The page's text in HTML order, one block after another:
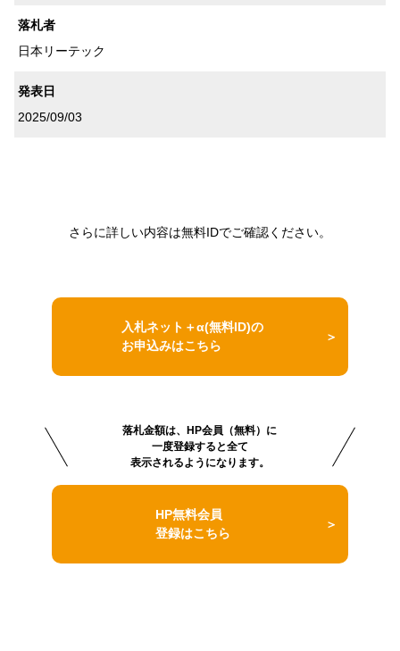
落札者
日本リーテック
発表日
2025/09/03
さらに詳しい内容は無料IDでご確認ください。
入札ネット＋α(無料ID)の
お申込みはこちら
落札金額は、HP会員（無料）に
一度登録すると全て
表示されるようになります。
HP無料会員
登録はこちら